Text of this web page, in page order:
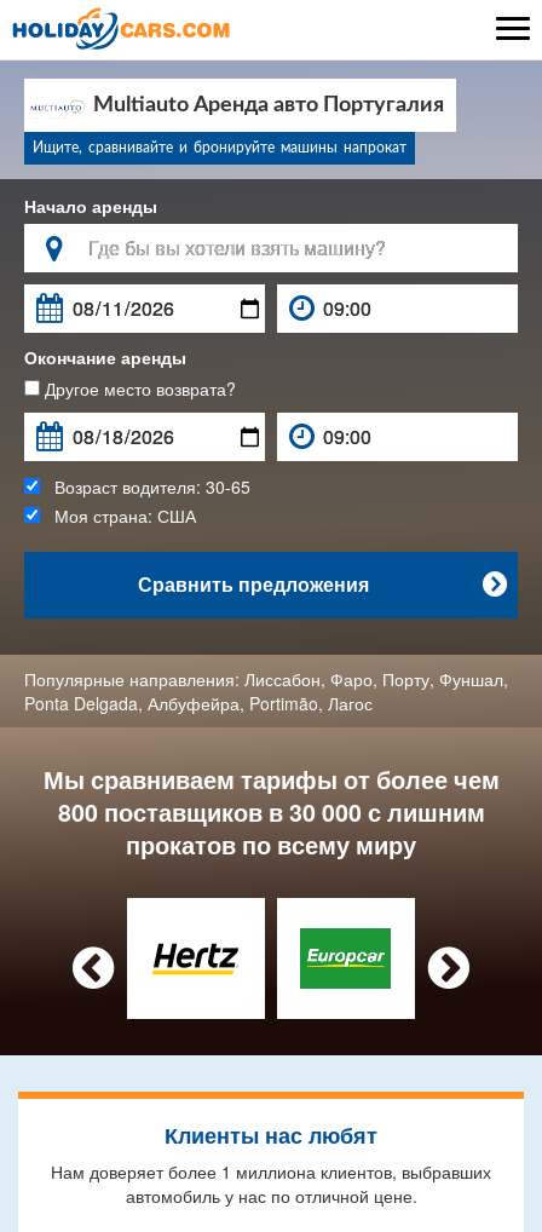
Multiauto Аренда авто Португалия
Ищите, сравнивайте и бронируйте машины напрокат
Начало аренды


Окончание аренды
Другое место возврата?
Возраст водителя: 30-65
Моя страна: США

Сравнить предложения
Популярные направления: Лиссабон, Фаро, Порту, Фуншал,
Ponta Delgada, Албуфейра, Portimão, Лагос
Мы сравниваем тарифы от более чем
800 поставщиков в 30 000 с лишним
прокатов по всему миру
 
Клиенты нас любят
Нам доверяет более 1 миллиона клиентов, выбравших
автомобиль у нас по отличной цене.